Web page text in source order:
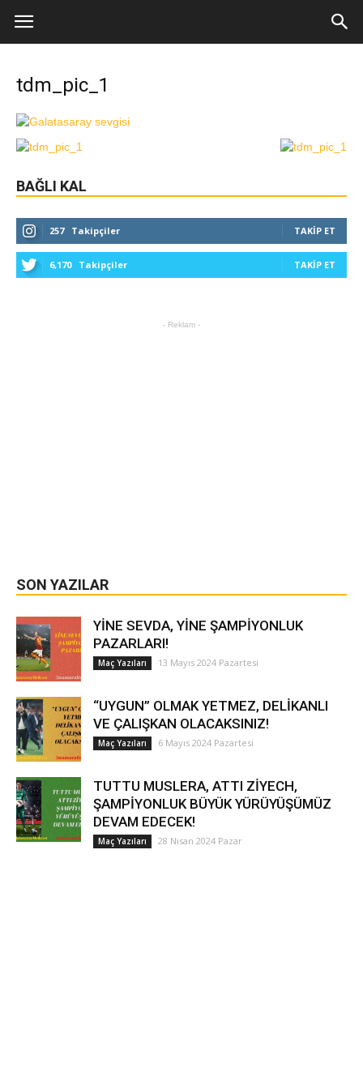
tdm_pic_1
BAĞLI KAL
257 Takipçiler TAKIP ET
6,170 Takipçiler TAKIP ET
- Reklam -
SON YAZILAR
YİNE SEVDA, YİNE ŞAMPİYONLUK
PAZARLARI!
Maç Yazıları 13 Mayıs 2024 Pazartesi
“UYGUN” OLMAK YETMEZ, DELİKANLI
VE ÇALIŞKAN OLACAKSINIZ!
Maç Yazıları 6 Mayıs 2024 Pazartesi
TUTTU MUSLERA, ATTI ZİYECH,
ŞAMPİYONLUK BÜYÜK YÜRÜYÜŞÜMÜZ
DEVAM EDECEK!
Maç Yazıları 28 Nisan 2024 Pazar